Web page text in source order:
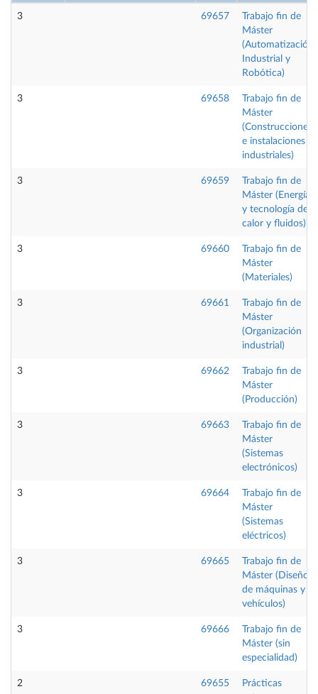
3 69657
Trabajo fin de
Máster
(Automatización
Industrial y
Robótica)
3 69658
Trabajo fin de
Máster
(Construcciones
e instalaciones
industriales)
3 69659
Trabajo fin de
Máster (Energía
y tecnología de
calor y fluidos)
3 69660
Trabajo fin de
Máster
(Materiales)
3 69661
Trabajo fin de
Máster
(Organización
industrial)
3 69662
Trabajo fin de
Máster
(Producción)
3 69663
Trabajo fin de
Máster
(Sistemas
electrónicos)
3 69664
Trabajo fin de
Máster
(Sistemas
eléctricos)
3 69665
Trabajo fin de
Máster (Diseño
de máquinas y
vehículos)
3 69666
Trabajo fin de
Máster (sin
especialidad)
2 69655
Prácticas